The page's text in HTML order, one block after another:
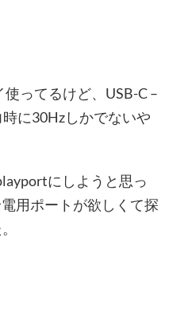
ってるけど、USB-C –
に30Hzしかでないや
にしようと思っ
用ポートが欲しくて探